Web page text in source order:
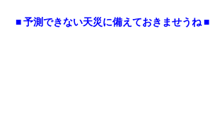
■ 予測できない天災に備えておきませうね ■